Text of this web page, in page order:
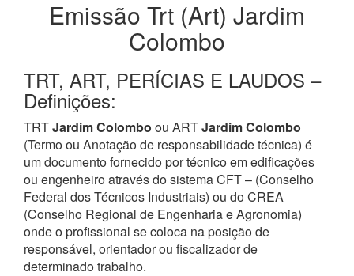
Emissão Trt (Art) Jardim
Colombo
TRT, ART, PERÍCIAS E LAUDOS –
Definições:
TRTJardim Colombo ou ARTJardim Colombo
(Termo ou Anotação de responsabilidade técnica) é
um documento fornecido por técnico em edificações
ou engenheiro através do sistema CFT – (Conselho
Federal dos Técnicos Industriais) ou do CREA
(Conselho Regional de Engenharia e Agronomia)
onde o profissional se coloca na posição de
responsável, orientador ou fiscalizador de
determinado trabalho.